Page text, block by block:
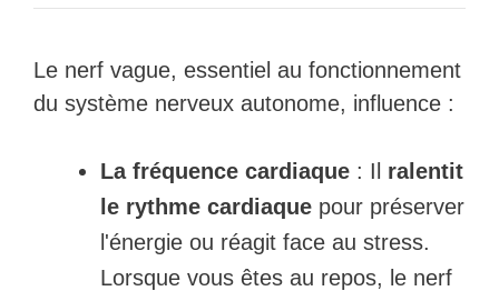
Le nerf vague, essentiel au fonctionnement
du système nerveux autonome, influence :
La fréquence cardiaque : Il ralentit
le rythme cardiaque pour préserver
l'énergie ou réagit face au stress.
Lorsque vous êtes au repos, le nerf